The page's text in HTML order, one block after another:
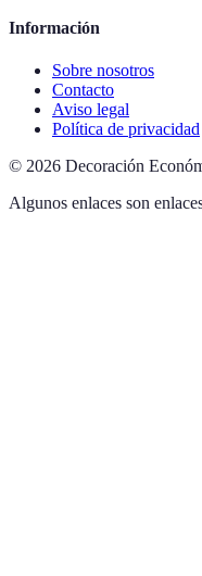
Información
Sobre nosotros
Contacto
Aviso legal
Política de privacidad
© 2026 Decoración
Algunos enlaces son